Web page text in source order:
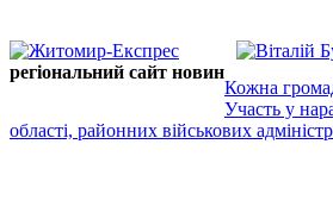
регіональний сайт новин
Кожна
Участь у
області, районних військових